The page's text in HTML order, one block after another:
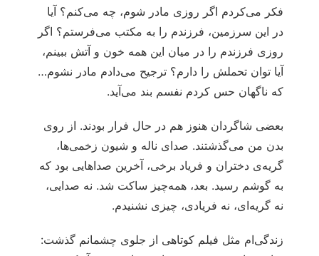
فکر می‌کردم اگر روزی مادر شوم، چه می‌کنم؟ آیا
در این سرزمین، فرزندم را به مکتب می‌فرستم؟ اگر
روزی فرزندم را در میان این همه خون و آتش ببینم،
آیا توان تحملش را دارم؟ ترجیح می‌دادم مادر نشوم…
که ناگهان حس کردم نفسم بند می‌آید.
بعضی شاگردان هنوز هم در حال فرار بودند. از روی
بدن من می‌گذشتند. صدای ناله و شیون زخمی‌ها،
گریه‌ی دختران و فریاد برخی، آخرین صداهایی بود که
به گوشم رسید. بعد، همه‌چیز ساکت شد. نه صدایی،
نه گریه‌ای، نه فریادی، چیزی نشنیدم.
زندگی‌ام مثل فیلم کوتاهی از جلوی چشمانم گذشت: